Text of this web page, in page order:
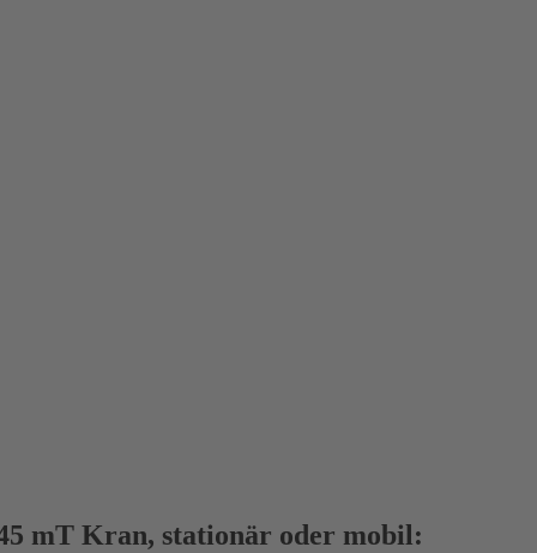
mT Kran, stationär oder mobil: